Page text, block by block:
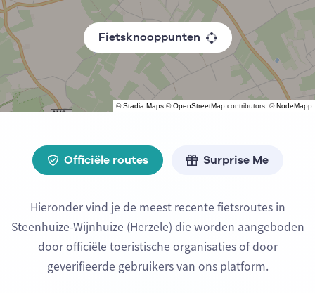
©Stadia Maps ©OpenStreetMap contributors, ©NodeMapp
Fietsknooppunten
Officiële routes Surprise Me
Hieronder vind je de meest recente fietsroutes in
Steenhuize-Wijnhuize (Herzele) die worden aangeboden
door officiële toeristische organisaties of door
geverifieerde gebruikers van ons platform.